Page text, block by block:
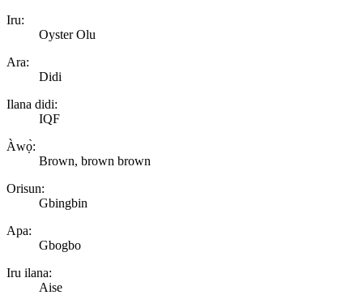
Iru:
Oyster Olu
Ara:
Didi
Ilana didi:
IQF
Àwọ̀:
Brown, brown brown
Orisun:
Gbingbin
Apa:
Gbogbo
Iru ilana:
Aise